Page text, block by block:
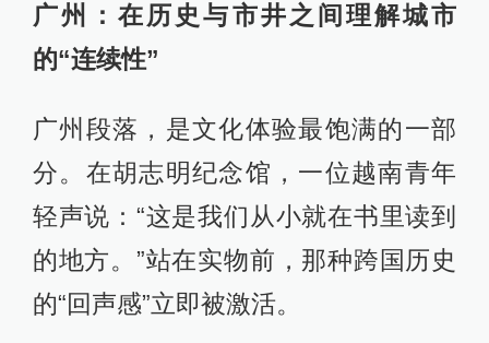
广州：在历史与市井之间理解城市
的“连续性”
广州段落，是文化体验最饱满的一部
分。在胡志明纪念馆，一位越南青年
轻声说：“这是我们从小就在书里读到
的地方。”站在实物前，那种跨国历史
的“回声感”立即被激活。